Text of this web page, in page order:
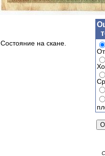
Состояние на скане.